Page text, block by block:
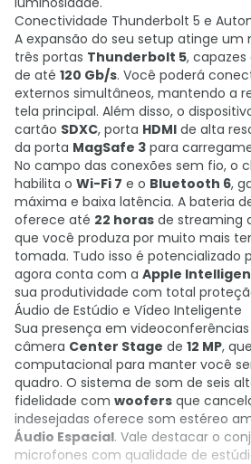
Conectividade Thunderbolt 5 e
A expansão do seu setup atinge
três portas Thunderbolt 5,
de até 120 Gb/s. Você poderá
externos simultâneos, mantendo a
tela principal. Além disso, o
cartão SDXC, porta HDMI de alta
da porta MagSafe 3 para
No campo das conexões sem fio, o
habilita o Wi-Fi 7 e o Bluetooth 6,
máxima e baixa latência. A bateria
oferece até 22 horas de streaming
que você produza por muito mais
tomada. Tudo isso é potencializado
agora conta com a Apple
sua produtividade com total
Áudio de Estúdio e Vídeo Inteligente
Sua presença em
câmera Center Stage de 12 MP,
computacional para manter você
quadro. O sistema de som de seis
fidelidade com woofers que
indesejadas oferece som estéreo
Áudio Espacial. Vale destacar o
microfones com qualidade de